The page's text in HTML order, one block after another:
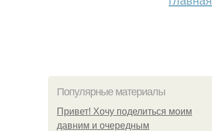
Популярные материалы
Привет! Хочу поделиться моим
давним и очередным